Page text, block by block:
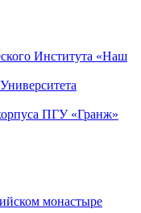
Института «Наш
ПГУ «Гранж»
монастыре